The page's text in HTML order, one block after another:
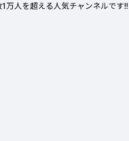
万人を超える人気チャンネルです!!